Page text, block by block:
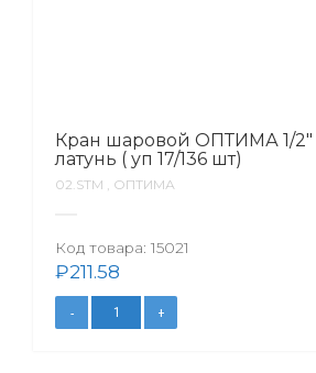
Кран шаровой ОПТИМА 1/
латунь ( уп 17/136 шт)
02.SТМ , ОПТИМА
Код товара: 15021
₽211.58